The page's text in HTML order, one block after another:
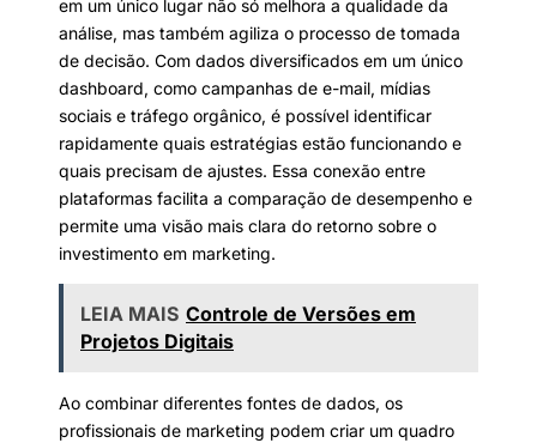
em um único lugar não só melhora a qualidade da
análise, mas também agiliza o processo de tomada
de decisão. Com dados diversificados em um único
dashboard, como campanhas de e-mail, mídias
sociais e tráfego orgânico, é possível identificar
rapidamente quais estratégias estão funcionando e
quais precisam de ajustes. Essa conexão entre
plataformas facilita a comparação de desempenho e
permite uma visão mais clara do retorno sobre o
investimento em marketing.
LEIA MAIS Controle de Versões em
Projetos Digitais
Ao combinar diferentes fontes de dados, os
profissionais de marketing podem criar um quadro